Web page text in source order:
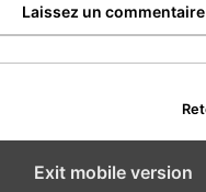
Laissez un commentaire
Exit mobile version